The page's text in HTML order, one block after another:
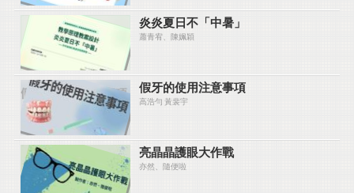
炎炎夏⽇不「中暑」
蕭青宥、陳姵穎
假牙的使用注意事項
高浩勻 黃裴宇
亮晶晶護眼大作戰
亦然、隨便啦